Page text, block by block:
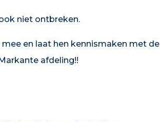
niet ontbreken.
en laat hen kennismaken met de
afdeling!!